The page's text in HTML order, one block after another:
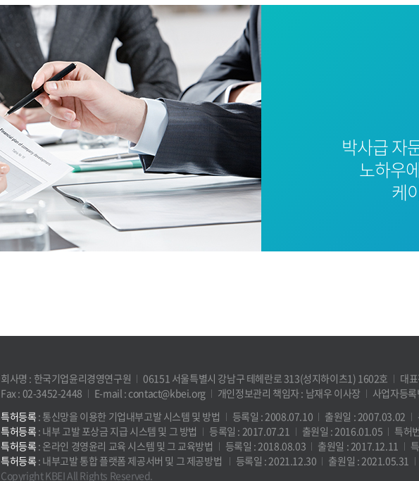
박사급 자
노하우
케
회사명 : 한국기업윤리경영연구원 06151 서울특별시 강남구 테헤란로 313(성지하이츠1) 1602호
대
Fax : 02-3452-2448
E-mail : contact@kbei.org 개인정보관리 책임자 : 남재우 이사장
사업자등
특허등록 : 통신망을 이용한 기업내부고발 시스템 및 방법 등록일 : 2008.07.10 출원일 : 2007.03.02
특허등록 : 내부 고발 포상금 지급 시스템 및 그 방법 등록일 : 2017.07.21 출원일 : 2016.01.05
특허
특허등록 : 온라인 경영윤리 교육 시스템 및 그 교육방법 등록일 : 2018.08.03 출원일 : 2017.12.11
특허등록 : 내부고발 통합 플랫폼 제공서버 및 그 제공방법 등록일 : 2021.12.30 출원일 : 2021.05.31
Copyright KBEI All Rights Reserved.